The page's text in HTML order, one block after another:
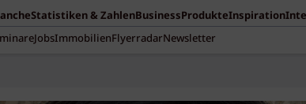
Statistiken & ZahlenBusinessProdukteInspiration
JobsImmobilienFlyerradarNewsletter